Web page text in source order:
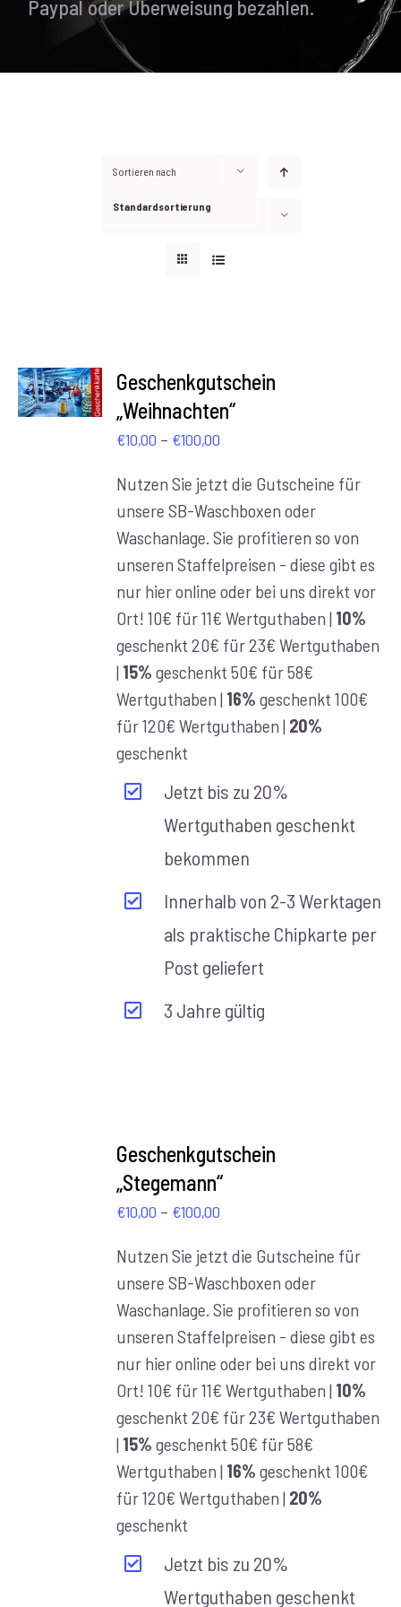
Paypal oder Überweisung bezahlen.
Sortieren nach
Standardsortierung
WÄHLEN
/
Geschenkgutschein
„Weihnachten“
€10,00 – €100,00
bis
€100,00
Nutzen Sie jetzt die Gutscheine für
unsere SB-Waschboxen oder
Waschanlage. Sie profitieren so von
unseren Staffelpreisen - diese gibt es
nur hier online oder bei uns direkt vor
Ort! 10€ für 11€ Wertguthaben | 10%
geschenkt 20€ für 23€ Wertguthaben
| 15% geschenkt 50€ für 58€
Wertguthaben | 16% geschenkt 100€
für 120€ Wertguthaben | 20%
geschenkt
Jetzt bis zu 20%
Wertguthaben geschenkt
bekommen
Innerhalb von 2-3 Werktagen
als praktische Chipkarte per
Post geliefert
3 Jahre gültig
Geschenkgutschein
„Stegemann“
€10,00 – €100,00
bis
€100,00
Nutzen Sie jetzt die Gutscheine für
unsere SB-Waschboxen oder
Waschanlage. Sie profitieren so von
unseren Staffelpreisen - diese gibt es
nur hier online oder bei uns direkt vor
Ort! 10€ für 11€ Wertguthaben | 10%
geschenkt 20€ für 23€ Wertguthaben
| 15% geschenkt 50€ für 58€
Wertguthaben | 16% geschenkt 100€
für 120€ Wertguthaben | 20%
geschenkt
Jetzt bis zu 20%
Wertguthaben geschenkt